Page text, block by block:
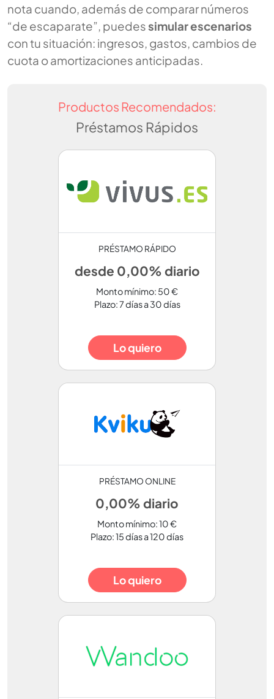
nota cuando, además de comparar números
“de escaparate”, puedessimular escenarios
con tu situación: ingresos, gastos, cambios de
cuota o amortizaciones anticipadas.
Productos Recomendados:
Préstamos Rápidos
PRÉSTAMO RÁPIDO
desde 0,00% diario
Monto mínimo: 50 €
Plazo: 7 días a 30 días
Lo quiero
PRÉSTAMO ONLINE
0,00% diario
Monto mínimo: 10 €
Plazo: 15 días a 120 días
Lo quiero